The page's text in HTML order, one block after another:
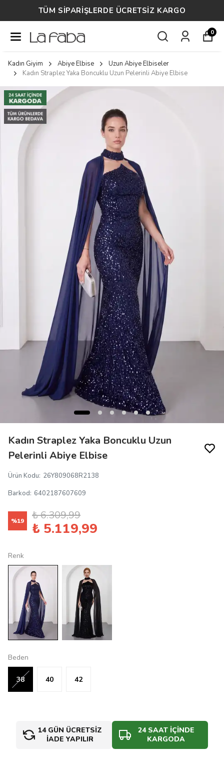
TÜM SİPARİŞLERDE ÜCRETSİZ KARGO
0
Kadın Giyim Abiye Elbise
Uzun Abiye Elbiseler
Kadın Straplez Yaka Boncuklu Uzun Pelerinli Abiye Elbise
Kadın Straplez Yaka Boncuklu Uzun
Pelerinli Abiye Elbise
Ürün Kodu: 26Y809068R2138
Barkod: 6402187607609
%19 ₺ 6.309,99
₺ 5.119,99
Renk
Beden
38 40 42
14 GÜN ÜCRETSİZ
İADE YAPILIR
24 SAAT İÇİNDE
KARGODA